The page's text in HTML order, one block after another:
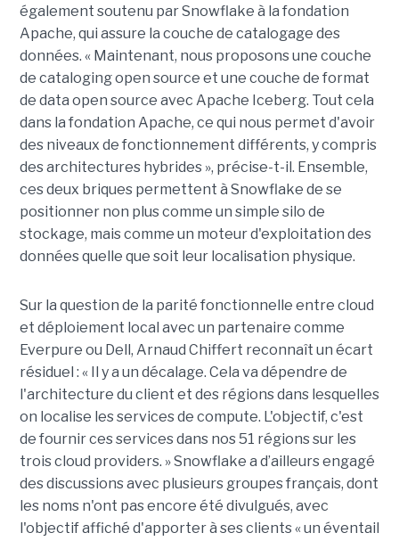
également soutenu par Snowflake à la fondation
Apache, qui assure la couche de catalogage des
données. « Maintenant, nous proposons une couche
de cataloging open source et une couche de format
de data open source avec Apache Iceberg. Tout cela
dans la fondation Apache, ce qui nous permet d'avoir
des niveaux de fonctionnement différents, y compris
des architectures hybrides », précise-t-il. Ensemble,
ces deux briques permettent à Snowflake de se
positionner non plus comme un simple silo de
stockage, mais comme un moteur d'exploitation des
données quelle que soit leur localisation physique.
Sur la question de la parité fonctionnelle entre cloud
et déploiement local avec un partenaire comme
Everpure ou Dell, Arnaud Chiffert reconnaît un écart
résiduel : « Il y a un décalage. Cela va dépendre de
l'architecture du client et des régions dans lesquelles
on localise les services de compute. L'objectif, c'est
de fournir ces services dans nos 51 régions sur les
trois cloud providers. » Snowflake a d’ailleurs engagé
des discussions avec plusieurs groupes français, dont
les noms n'ont pas encore été divulgués, avec
l'objectif affiché d'apporter à ses clients « un éventail